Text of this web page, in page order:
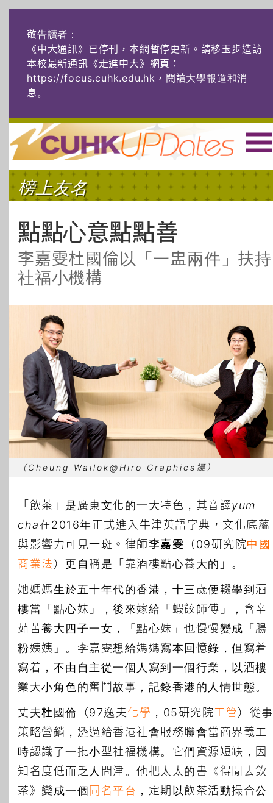
敬告讀者：
《中大通訊》已停刊，本網暫停更新。請移玉步造訪
本校最新通訊《走進中大》網頁：
https://focus.cuhk.edu.hk，閱讀大學報道和消
息。
主頁 | ENG | 简体 |
頭條 榜上友名 學術探奇
社創薈動 六物窺人
藝士匹靈 雅共賞 字裏科技
所有主題
榜上友名
點點心意點點善
李嘉雯杜國倫以「一盅兩件」扶持
社福小機構
（Cheung Wailok@Hiro Graphics攝）
「飲茶」是廣東文化的一大特色，其音譯yum
cha在2016年正式進入牛津英語字典，文化底蘊
與影響力可見一斑。律師李嘉雯 （09研究院中國
商業法）更自稱是「靠酒樓點心養大的」。
她媽媽生於五十年代的香港，十三歲便輟學到酒
樓當「點心妹」，後來嫁給「蝦餃師傅」，含辛
茹苦養大四子一女，「點心妹」也慢慢變成「腸
粉姨姨」。李嘉雯想給媽媽寫本回憶錄，但寫着
寫着，不由自主從一個人寫到一個行業，以酒樓
業大小角色的奮鬥故事，記錄香港的人情世態。
丈夫杜國倫 （97逸夫化學 ，05研究院工管）從事
策略營銷，透過給香港社會服務聯會當商界義工
時認識了一批小型社福機構。它們資源短缺，因
知名度低而乏人問津。他把太太的書《得閒去飲
茶》變成一個 同名平台 ，定期以飲茶活動撮合公